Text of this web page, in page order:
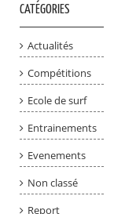
CATÉGORIES
Actualités
Compétitions
Ecole de surf
Entrainements
Evenements
Non classé
Report